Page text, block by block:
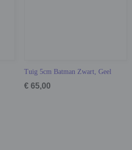
Tuig 5cm Batman Zwart, Geel
€ 65,00